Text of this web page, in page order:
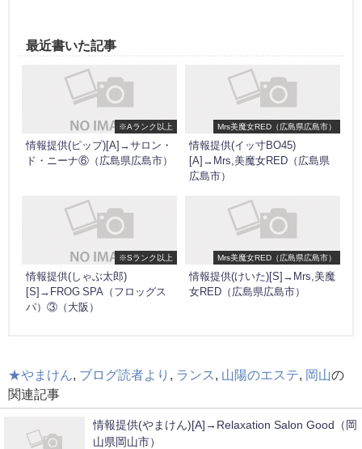
最近書いた記事
※Aランク以上
情報提供(ピップ)[A]→サロン・
ド・ニーナ⑥（広島県広島市）
Mrs美魔女RED（広島県広島市）
情報提供(イッ寸BO45)
[A]→Mrs,美魔女RED（広島県
広島市）
※Sランク以上
情報提供(しゃぶ太郎)
[S]→FROG SPA（フロッグス
パ）③（大阪）
Mrs美魔女RED（広島県広島市）
情報提供(けいた)[S]→Mrs,美魔
女RED（広島県広島市）
★やまけん, ブログ読者より , ランス , 山陽のエステ, 岡山の
関連記事
情報提供(やまけん)[A]→Relaxation Salon Good（岡
山県岡山市）